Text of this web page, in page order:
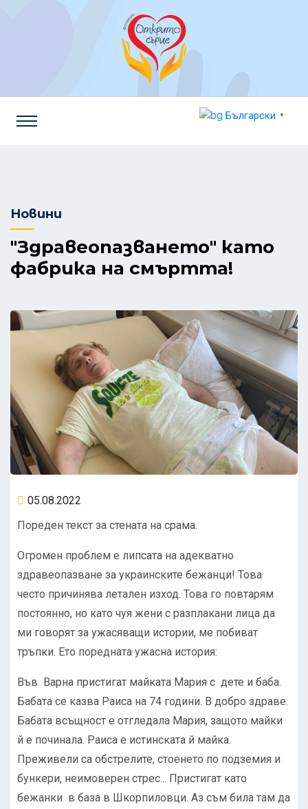
Български ▼
Новини
"Здравеопазването" като
фабрика на смъртта!
05.08.2022
Пореден текст за стената на срама.
Огромен проблем е липсата на адекватно
здравеопазване за украинските бежанци! Това
често причинява летален изход. Това го повтарям
постоянно, но като чуя жени с разплакани лица да
ми говорят за ужасяващи истории, ме побиват
тръпки. Ето поредната ужасна история:
Във Варна пристигат майката Мария с дете и баба.
Бабата се казва Раиса на 74 години. В добро здраве.
Бабата всъщност е отгледала Мария, защото майки
й е починала. Раиса е истинската й майка.
Преживели са обстрелите, стоенето по подземия и
бункери, неимоверен стрес... Пристигат като
бежанки в база в Шкорпиловци. Аз съм била там да